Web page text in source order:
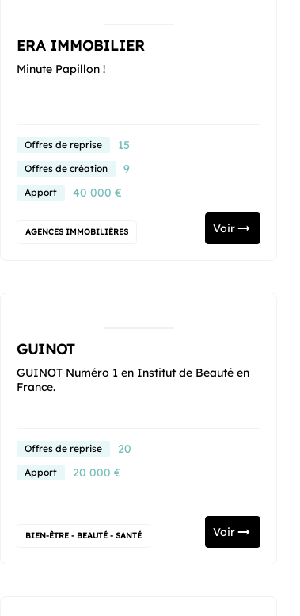
ERA IMMOBILIER
Minute Papillon !
Offres de reprise 15
Offres de création 9
Apport 40 000 €
AGENCES IMMOBILIÈRES Voir
GUINOT
GUINOT Numéro 1 en Institut de Beauté en
France.
Offres de reprise 20
Apport 20 000 €
BIEN-ÊTRE - BEAUTÉ - SANTÉ Voir